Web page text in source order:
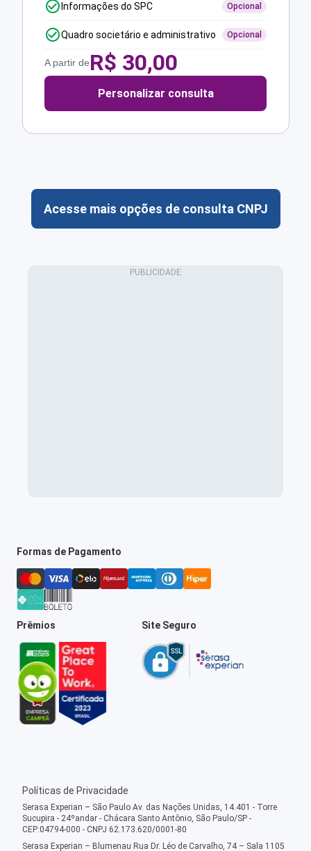
Informações do SPC Opcional
Quadro societário e administrativo Opcional
A partir deR$ 30,00
Personalizar consulta
Acesse mais opções de consulta CNPJ
Formas de Pagamento
Prêmios Site Seguro
Políticas de Privacidade
Serasa Experian – São Paulo Av. das Nações Unidas, 14.401 - Torre
Sucupira - 24ºandar - Chácara Santo Antônio, São Paulo/SP -
CEP:04794-000 - CNPJ 62.173.620/0001-80
Serasa Experian – Blumenau Rua Dr. Léo de Carvalho, 74 – Sala 1105